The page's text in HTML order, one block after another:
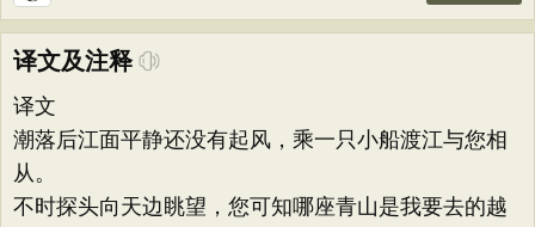
译文及注释
译文
潮落后江面平静还没有起风，乘一只小船渡江与您相
从。
不时探头向天边眺望，您可知哪座青山是我要去的越